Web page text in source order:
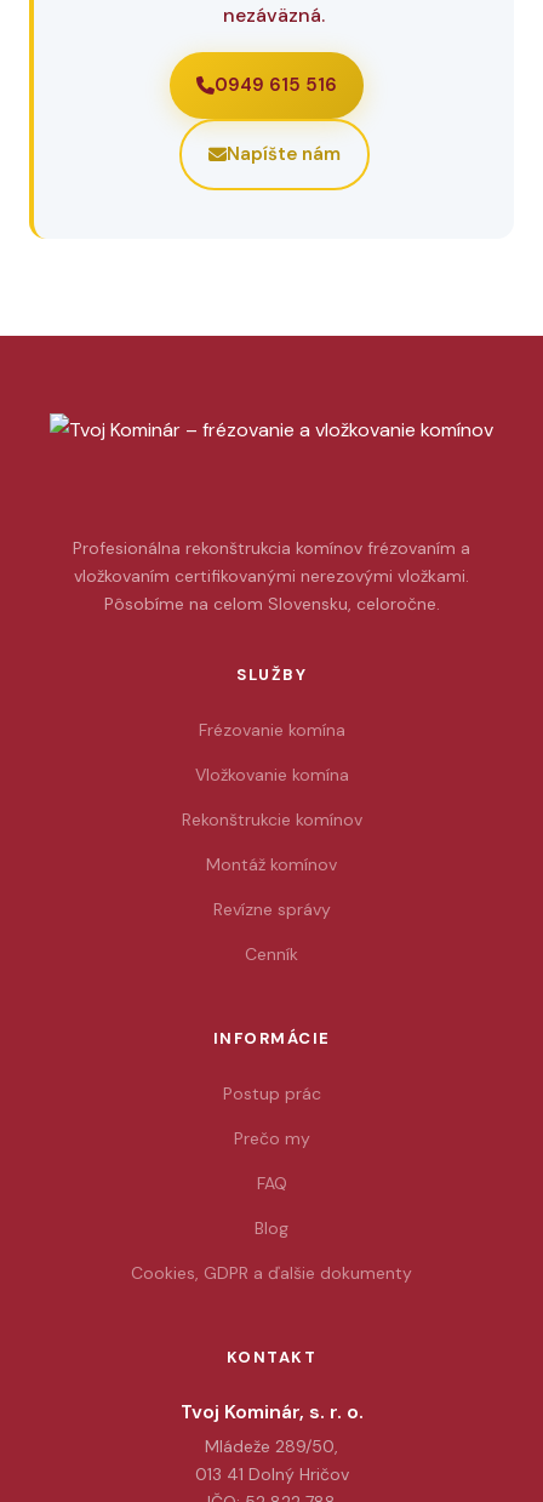
nezáväzná.
0949 615 516
Napíšte nám
Profesionálna rekonštrukcia komínov frézovaním a
vložkovaním certifikovanými nerezovými vložkami.
Pôsobíme na celom Slovensku, celoročne.
SLUŽBY
Frézovanie komína
Vložkovanie komína
Rekonštrukcie komínov
Montáž komínov
Revízne správy
Cenník
INFORMÁCIE
Postup prác
Prečo my
FAQ
Blog
Cookies, GDPR a ďalšie dokumenty
KONTAKT
Tvoj Kominár, s. r. o.
Mládeže 289/50,
013 41 Dolný Hričov